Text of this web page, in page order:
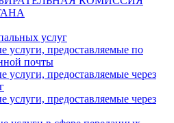
услуг
услуги, предоставляемые по
почты
предоставляемые через
предоставляемые через